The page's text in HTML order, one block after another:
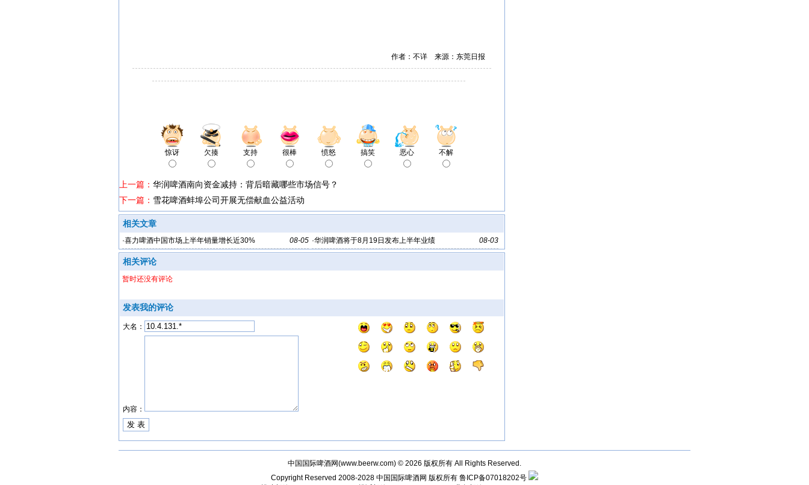
作者：不详 来源：东莞日报
惊讶 欠揍 支持 很棒 愤怒 搞笑 恶心 不解
上一篇： 华润啤酒南向资金减持：背后暗藏哪些市场信号？
下一篇： 雪花啤酒蚌埠公司开展无偿献血公益活动
相关文章
08-05
·喜力啤酒中国市场上半年销量增长近30% 08-03
·华润啤酒将于8月19日发布上半年业绩
相关评论
暂时还没有评论
发表我的评论
大名：
内容：
中国国际啤酒网(www.beerw.com) © 2026 版权所有 All Rights Reserved.
Copyright Reserved 2008-2028 中国国际啤酒网 版权所有 鲁ICP备07018202号